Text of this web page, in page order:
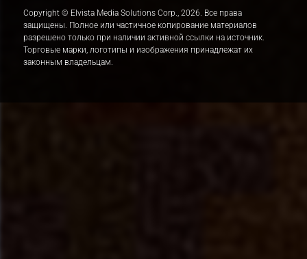
Copyright © Elvista Media Solutions Corp., 2026. Все права
защищены. Полное или частичное копирование материалов
разрешено только при наличии активной ссылки на источник.
Торговые марки, логотипы и изображения принадлежат их
законным владельцам.